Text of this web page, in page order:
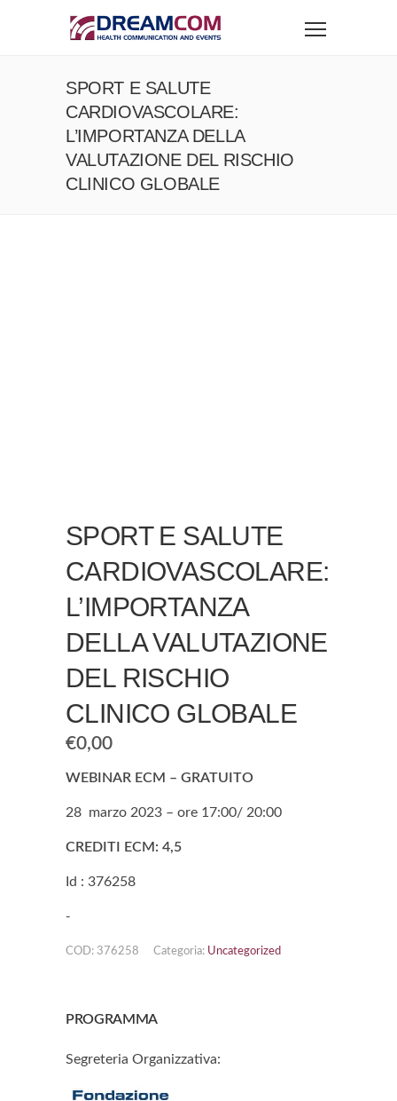
SPORT E SALUTE
CARDIOVASCOLARE:
L’IMPORTANZA DELLA
VALUTAZIONE DEL RISCHIO
CLINICO GLOBALE
SPORT E SALUTE
CARDIOVASCOLARE:
L’IMPORTANZA
DELLA VALUTAZIONE
DEL RISCHIO
CLINICO GLOBALE
€0,00
WEBINAR ECM – GRATUITO
28 marzo 2023 – ore 17:00/ 20:00
CREDITI ECM: 4,5
Id : 376258
-
COD: 376258 Categoria: Uncategorized
PROGRAMMA
Segreteria Organizzativa: